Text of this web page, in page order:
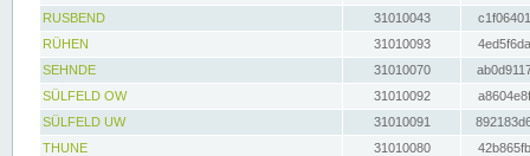
RUSBEND
31010043
RÜHEN
31010093
SEHNDE
31010070
SÜLFELD OW
31010092
SÜLFELD UW
31010091
THUNE
31010080